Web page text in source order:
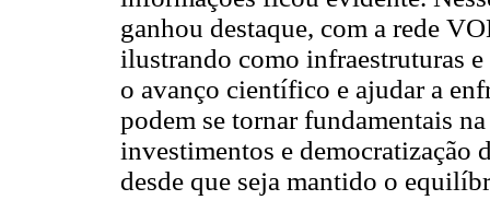
ganhou destaque, com a rede
ilustrando como infraestruturas e
o avanço científico e ajudar a
podem se tornar fundamentais
investimentos e democratização
desde que seja mantido o